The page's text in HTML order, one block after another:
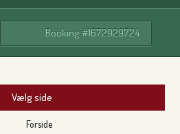
Booking #1672929724
Vælg side
Forside